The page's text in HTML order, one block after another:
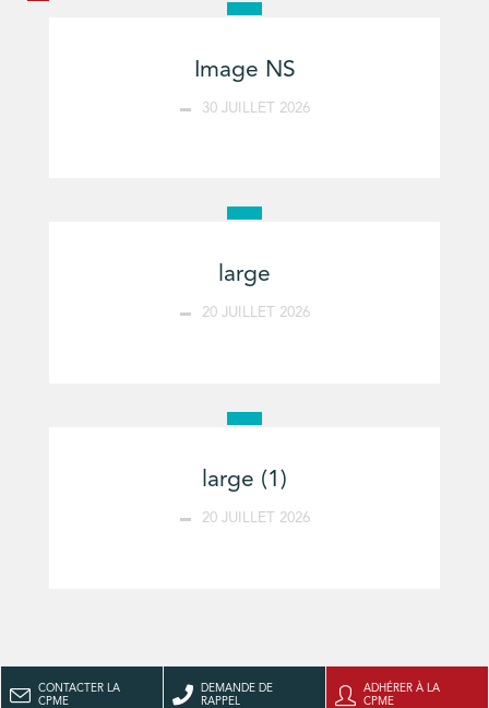
Image NS
30 JUILLET 2026
large
20 JUILLET 2026
large (1)
20 JUILLET 2026
CONTACTER LA
CPME
DEMANDE DE
RAPPEL
ADHÉRER À LA
CPME